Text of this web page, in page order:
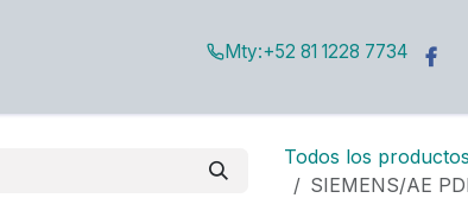
Mty:+52 81 1228 7734
Todos los productos
SIEMENS/AE